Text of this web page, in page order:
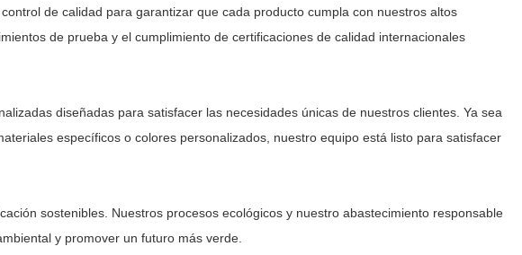
de calidad para garantizar que cada producto cumpla con nuestros altos
de prueba y el cumplimiento de certificaciones de calidad internacionales
diseñadas para satisfacer las necesidades únicas de nuestros clientes. Ya sea
específicos o colores personalizados, nuestro equipo está listo para satisfacer
sostenibles. Nuestros procesos ecológicos y nuestro abastecimiento responsable
y promover un futuro más verde.